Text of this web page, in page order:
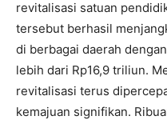
revitalisasi satuan
tersebut berhasil
di berbagai daerah
lebih dari Rp16,9 triliun.
revitalisasi terus
kemajuan signifikan.